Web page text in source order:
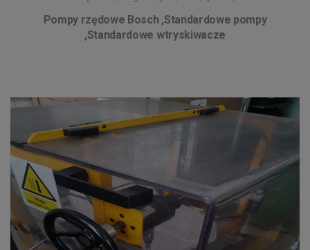
Pompy rzędowe Bosch ,Standardowe pompy
,Standardowe wtryskiwacze